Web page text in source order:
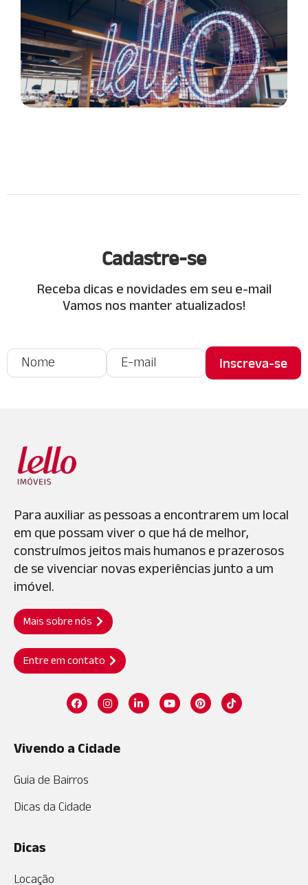
Cadastre-se
Receba dicas e novidades em seu e-mail
Vamos nos manter atualizados!
Para auxiliar as pessoas a encontrarem um local
em que possam viver o que há de melhor,
construímos jeitos mais humanos e prazerosos
de se vivenciar novas experiências junto a um
imóvel.
Mais sobre nós
Entre em contato
Vivendo a Cidade
Guia de Bairros
Dicas da Cidade
Dicas
Locação